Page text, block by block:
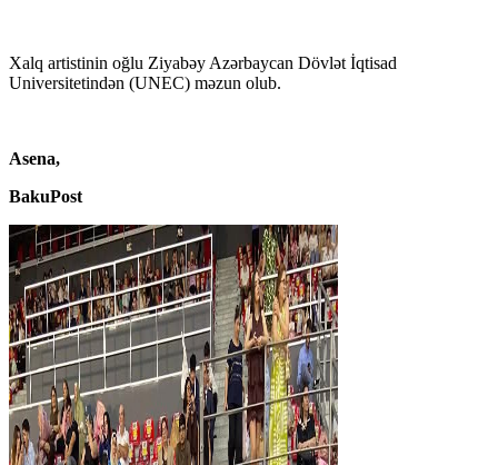
Xalq artistinin oğlu Ziyabəy Azərbaycan Dövlət İqtisad
Universitetindən (UNEC) məzun olub.
Asena,
BakuPost